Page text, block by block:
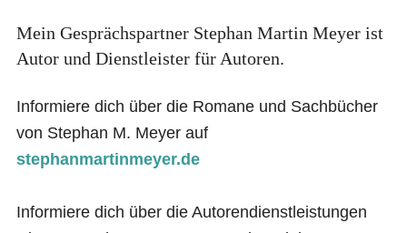
Mein Gesprächspartner Stephan Martin Meyer ist
Autor und Dienstleister für Autoren.
Informiere dich über die Romane und Sachbücher
von Stephan M. Meyer auf
stephanmartinmeyer.de
Informiere dich über die Autorendienstleistungen